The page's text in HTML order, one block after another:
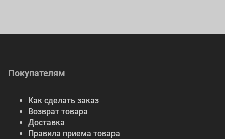
Покупателям
Как сделать заказ
Возврат товара
Доставка
Правила приема товара